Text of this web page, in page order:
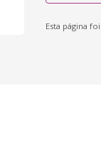
Esta página